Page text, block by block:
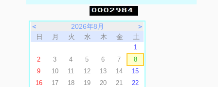
＜ 2026年8月
＞
日
月 火 水 木 金 土
1
2
3 4 5 6 7
8
9
10 11 12 13 14
15
16
17 18 19 20 21
22